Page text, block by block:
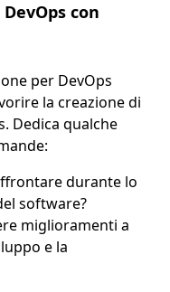
con
per DevOps
la creazione di
Dedica qualche
durante lo
software?
miglioramenti a
e la